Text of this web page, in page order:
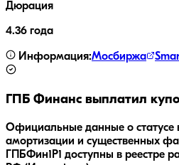
Дюрация
4.36 года
Информация:Мосбиржа
ГПБ Финанс выплатил
Официальные данные о статусе
амортизации и существенных
ГПБФин1Р1 доступны в реестре